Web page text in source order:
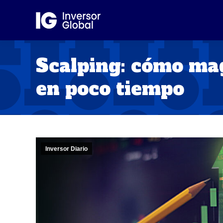
Scalping: cómo
en poco tiempo
Inversor Diario